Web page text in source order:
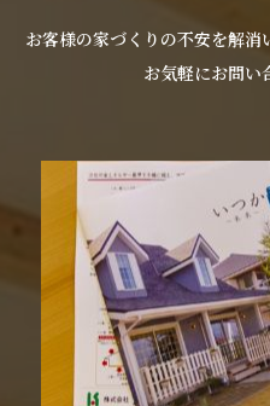
採
お客様の家づくりの不安を解
お気軽にお問い